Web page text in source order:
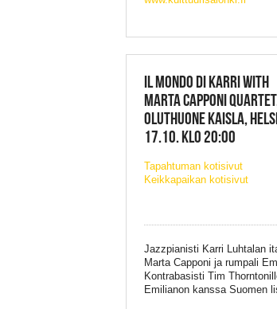
IL MONDO DI KARRI WITH
MARTA CAPPONI
OLUTHUONE KAISLA,
17.10. KLO 20:00
Tapahtuman kotisivut
Keikkapaikan kotisivut
Jazzpianisti Karri Luhtalan
Marta Capponi ja rumpali
Kontrabasisti Tim
Emilianon kanssa Suomen